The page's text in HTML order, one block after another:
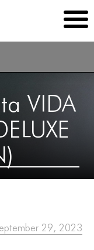
VIDA
29, 2023